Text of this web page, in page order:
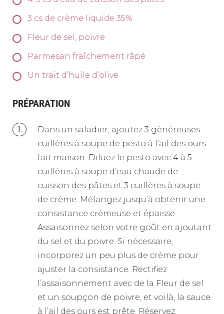
3 cs de crème liquide 35%
Fleur de sel, poivre
Parmesan fraîchement râpé
Un trait d’huile d’olive
PRÉPARATION
Dans un saladier, ajoutez 3 généreuses
cuillères à soupe de pesto à l’ail des ours
fait maison. Diluez le pesto avec 4 à 5
cuillères à soupe d’eau chaude de
cuisson des pâtes et 3 cuillères à soupe
de crème. Mélangez jusqu’à obtenir une
consistance crémeuse et épaisse.
Assaisonnez selon votre goût en ajoutant
du sel et du poivre. Si nécessaire,
incorporez un peu plus de crème pour
ajuster la consistance. Rectifiez
l’assaisonnement avec de la Fleur de sel
et un soupçon de poivre, et voilà, la sauce
à l’ail des ours est prête. Réservez.